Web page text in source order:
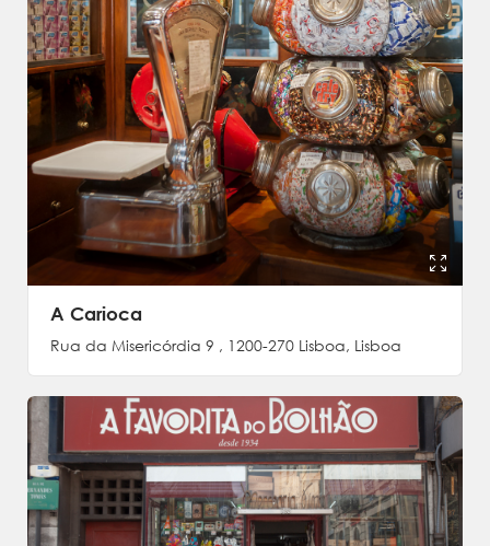
A Carioca
Rua da Misericórdia 9 , 1200-270 Lisboa, Lisboa